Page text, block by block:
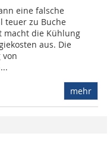
eine falsche
teuer zu Buche
macht die Kühlung
aus. Die
von
mehr